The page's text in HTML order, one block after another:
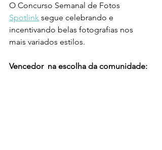
O Concurso Semanal de Fotos
Spotlink segue celebrando e
incentivando belas fotografias nos
mais variados estilos.
Vencedor  na escolha da comunidade: